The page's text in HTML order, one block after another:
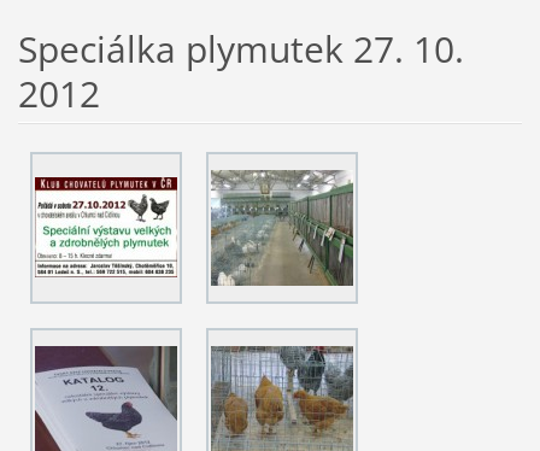
Speciálka plymutek 27. 10.
2012